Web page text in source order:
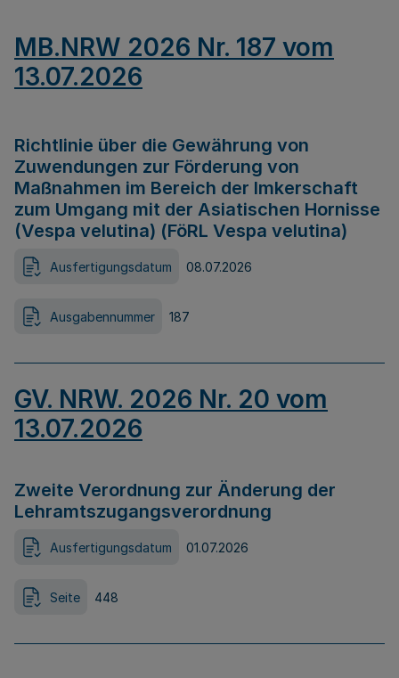
MB.NRW 2026 Nr. 187 vom
13.07.2026
Richtlinie über die Gewährung von
Zuwendungen zur Förderung von
Maßnahmen im Bereich der Imkerschaft
zum Umgang mit der Asiatischen Hornisse
(Vespa velutina) (FöRL Vespa velutina)
Ausfertigungsdatum 08.07.2026
Ausgabennummer 187
GV. NRW. 2026 Nr. 20 vom
13.07.2026
Zweite Verordnung zur Änderung der
Lehramtszugangsverordnung
Ausfertigungsdatum 01.07.2026
Seite 448